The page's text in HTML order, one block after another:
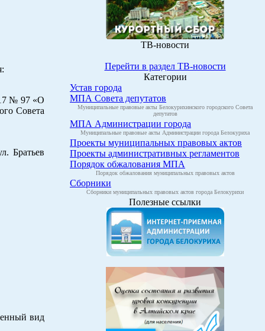
№ 97 «О
Совета
Братьев
вид
ТВ-новости
Перейти в раздел ТВ-новости
Категории
Устав города
МПА Совета депутатов
Муниципальные правовые акты Белокурихинского городского Совета
депутатов
МПА Администрации города
Муниципальные правовые акты Администрации города Белокуриха
Проекты муниципальных правовых актов
Проекты административных регламентов
Порядок обжалования МПА
Порядок обжалования муниципальных правовых актов
Сборники
Сборники муниципальных правовых актов города Белокурихи
Полезные ссылки